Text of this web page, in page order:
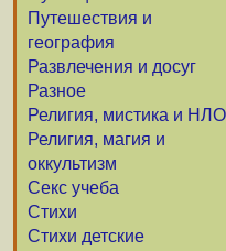
Путешествия и
география
Развлечения и досуг
Разное
Религия, мистика и НЛО
Религия, магия и
оккультизм
Секс учеба
Стихи
Стихи детские